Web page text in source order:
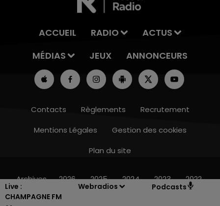
Live :
CHAMPAGNE FM
Webradios Podcasts
14h00 - 15h00
ACCUEIL RADIO
ACTUS
MÉDIAS
JEUX ANNONCEURS
Contacts Règlements
Recrutement
Mentions Légales
Gestion des cookies
Plan du site
Archives 2026 2025 2024 2023 2022